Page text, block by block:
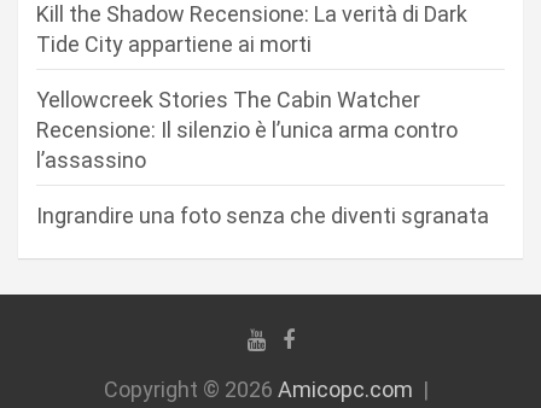
Kill the Shadow Recensione: La verità di Dark
Tide City appartiene ai morti
Yellowcreek Stories The Cabin Watcher
Recensione: Il silenzio è l’unica arma contro
l’assassino
Ingrandire una foto senza che diventi sgranata
Copyright © 2026 Amicopc.com